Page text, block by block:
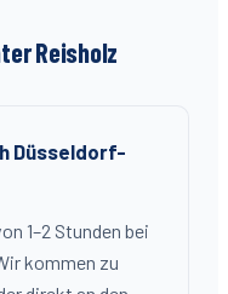
Reisholz
Düsseldorf-
1–2 Stunden bei
kommen zu